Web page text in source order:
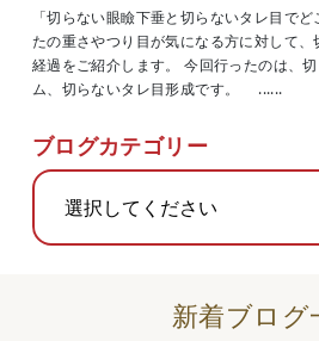
「切らない眼瞼下垂と切らないタレ目で
たの重さやつり目が気になる方に対して
経過をご紹介します。 今回行ったのは、
ム、切らないタレ目形成です。 ......
ブログカテゴリー
新着ブログ